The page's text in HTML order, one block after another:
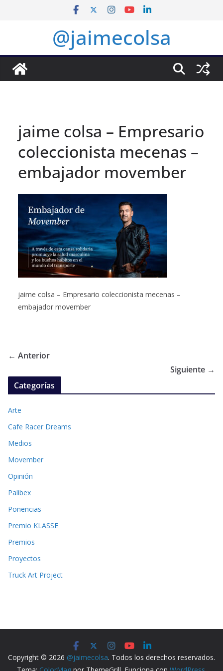
@jaimecolsa
jaime colsa – Empresario
coleccionista mecenas –
embajador movember
jaime colsa – Empresario coleccionista mecenas –
embajador movember
← Anterior
Siguiente →
Categorías
Arte
Cafe Racer Dreams
Medios
Movember
Opinión
Palibex
Ponencias
Premio KLASSE
Premios
Proyectos
Truck Art Project
Copyright © 2026 @jaimecolsa. Todos los derechos reservados.